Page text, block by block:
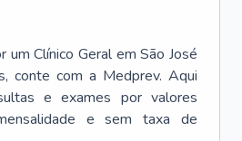
um Clínico Geral em São José
, conte com a Medprev. Aqui
e exames por valores
e sem taxa de